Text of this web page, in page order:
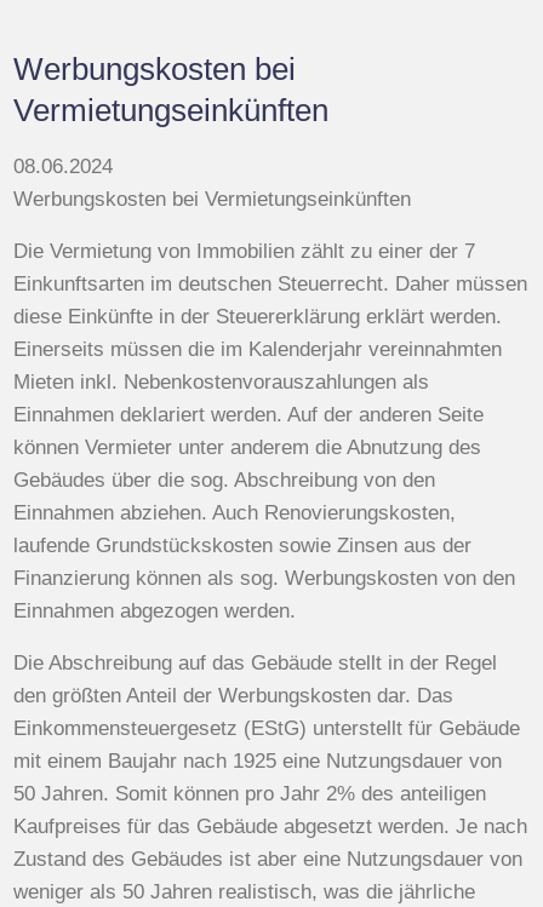
Werbungskosten bei
Vermietungseinkünften
08.06.2024
Werbungskosten bei Vermietungseinkünften
Die Vermietung von Immobilien zählt zu einer der 7
Einkunftsarten im deutschen Steuerrecht. Daher müssen
diese Einkünfte in der Steuererklärung erklärt werden.
Einerseits müssen die im Kalenderjahr vereinnahmten
Mieten inkl. Nebenkostenvorauszahlungen als
Einnahmen deklariert werden. Auf der anderen Seite
können Vermieter unter anderem die Abnutzung des
Gebäudes über die sog. Abschreibung von den
Einnahmen abziehen. Auch Renovierungskosten,
laufende Grundstückskosten sowie Zinsen aus der
Finanzierung können als sog. Werbungskosten von den
Einnahmen abgezogen werden.
Die Abschreibung auf das Gebäude stellt in der Regel
den größten Anteil der Werbungskosten dar. Das
Einkommensteuergesetz (EStG) unterstellt für Gebäude
mit einem Baujahr nach 1925 eine Nutzungsdauer von
50 Jahren. Somit können pro Jahr 2% des anteiligen
Kaufpreises für das Gebäude abgesetzt werden. Je nach
Zustand des Gebäudes ist aber eine Nutzungsdauer von
weniger als 50 Jahren realistisch, was die jährliche